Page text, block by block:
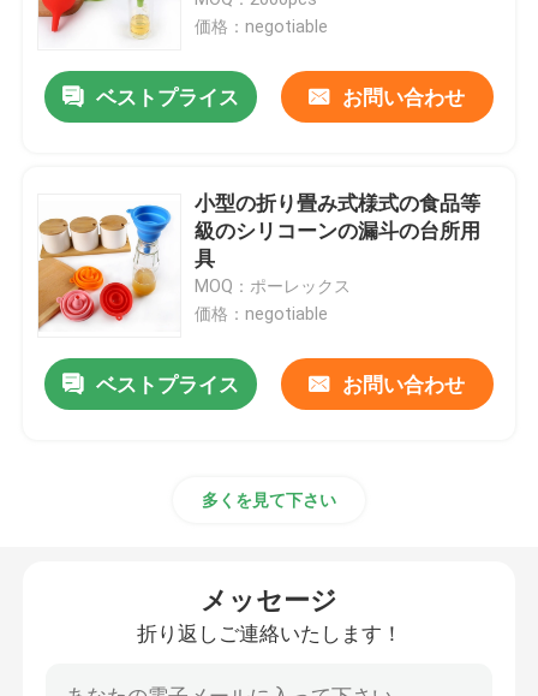
シリコーン手の手袋
シリコーン旅行パッキングびん
シリコーンのスプーンのへら
シリコーン ゴムのブレスレット
価格：negotiable
ベストプライス お問い合わせ
小型の折り畳み式様式の食品等
級のシリコーンの漏斗の台所用
具
MOQ：ポーレックス
価格：negotiable
ベストプライス お問い合わせ
多くを見て下さい
メッセージ
折り返しご連絡いたします！